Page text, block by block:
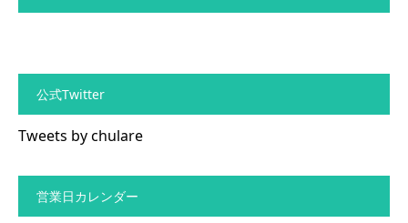
公式Twitter
Tweets by chulare
営業日カレンダー